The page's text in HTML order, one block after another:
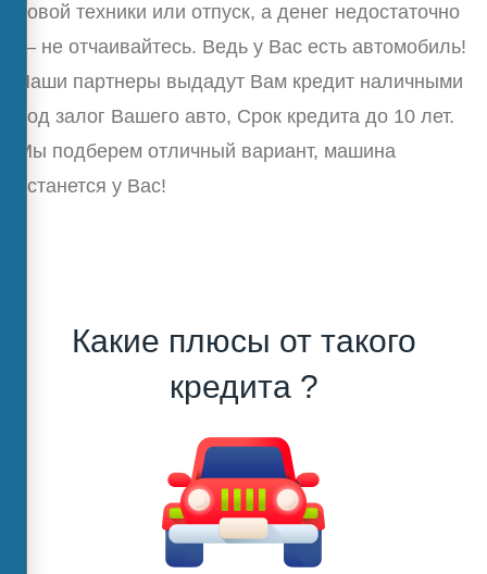
новой техники или отпуск, а денег недостаточно
— не отчаивайтесь. Ведь у Вас есть автомобиль!
Наши партнеры выдадут Вам кредит наличными
под залог Вашего авто, Срок кредита до 10 лет.
Мы подберем отличный вариант, машина
останется у Вас!
Какие плюсы от такого
кредита ?